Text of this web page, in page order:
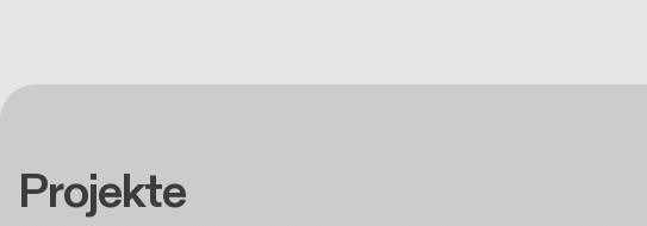
Projekte